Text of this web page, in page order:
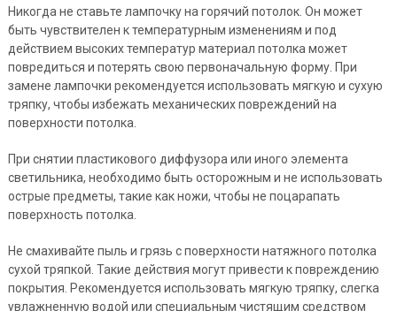
Никогда не ставьте лампочку на горячий потолок. Он может
быть чувствителен к температурным изменениям и под
действием высоких температур материал потолка может
повредиться и потерять свою первоначальную форму. При
замене лампочки рекомендуется использовать мягкую и сухую
тряпку, чтобы избежать механических повреждений на
поверхности потолка.
При снятии пластикового диффузора или иного элемента
светильника, необходимо быть осторожным и не использовать
острые предметы, такие как ножи, чтобы не поцарапать
поверхность потолка.
Не смахивайте пыль и грязь с поверхности натяжного потолка
сухой тряпкой. Такие действия могут привести к повреждению
покрытия. Рекомендуется использовать мягкую тряпку, слегка
увлажненную водой или специальным чистящим средством